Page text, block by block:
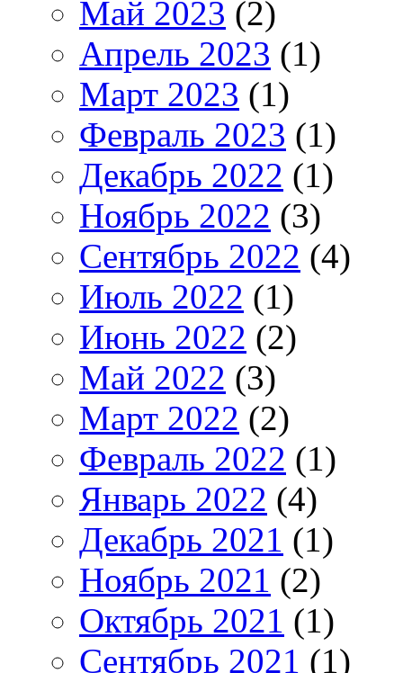
Май 2023 (2)
Апрель 2023 (1)
Март 2023 (1)
Февраль 2023 (1)
Декабрь 2022 (1)
Ноябрь 2022 (3)
Сентябрь 2022 (4)
Июль 2022 (1)
Июнь 2022 (2)
Май 2022 (3)
Март 2022 (2)
Февраль 2022 (1)
Январь 2022 (4)
Декабрь 2021 (1)
Ноябрь 2021 (2)
Октябрь 2021 (1)
Сентябрь 2021 (1)